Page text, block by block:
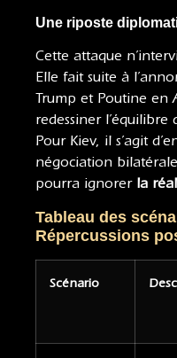
Une riposte
Cette attaque
Elle fait suite à
Trump et Poutine en
redessiner
Pour Kiev, il s’agit
négociation
pourra ignorer la
Tableau des
Répercussions
Scénario